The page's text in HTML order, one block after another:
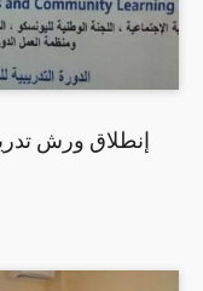
إنطلاق ورش